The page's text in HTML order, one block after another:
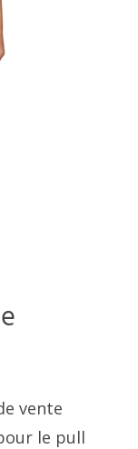
vente
le pull